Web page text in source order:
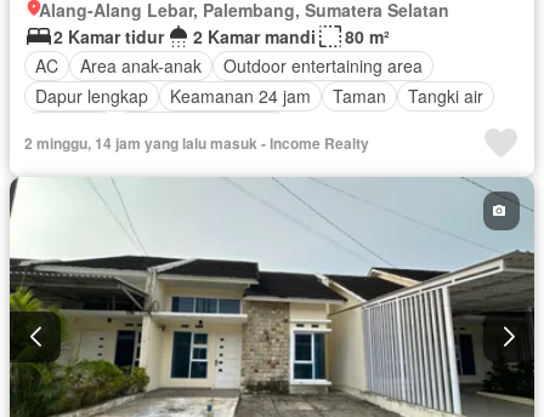
Alang-Alang Lebar, Palembang, Sumatera Selatan
2 Kamar tidur
2 Kamar mandi
80 m²
AC
Area anak-anak
Outdoor entertaining area
Dapur lengkap
Keamanan 24 jam Taman
Tangki air
2 minggu, 14 jam yang lalu masuk - Income Realty